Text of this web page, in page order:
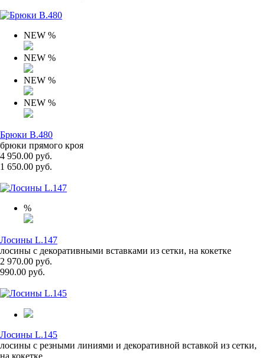
NEW %
NEW %
NEW %
NEW %
Брюки B.480
брюки прямого кроя
4 950.00 руб.
1 650.00 руб.
%
Лосины L.147
лосины с декоративными вставками из сетки, на кокетке
2 970.00 руб.
990.00 руб.
Лосины L.145
лосины с резными линиями и декоративной вставкой из сетки,